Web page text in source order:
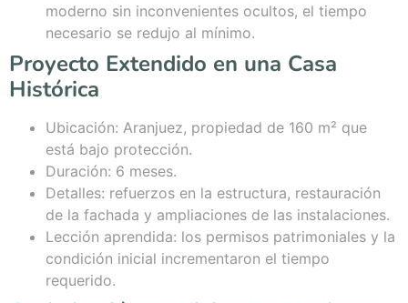
moderno sin inconvenientes ocultos, el tiempo
necesario se redujo al mínimo.
Proyecto Extendido en una Casa
Histórica
Ubicación: Aranjuez, propiedad de 160 m² que
está bajo protección.
Duración: 6 meses.
Detalles: refuerzos en la estructura, restauración
de la fachada y ampliaciones de las instalaciones.
Lección aprendida: los permisos patrimoniales y la
condición inicial incrementaron el tiempo
requerido.